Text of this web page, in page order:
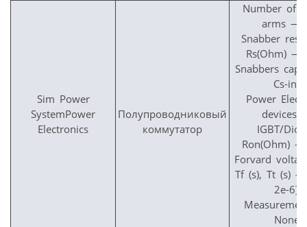
Sim Power
SystemPower
Electronics
Полупроводниковый
коммутатор
Number of
arms —
Snabber
Rs(Ohm) —
Snabbers
Cs-inf
Power
devices
IGBT/
Ron(Ohm)
Forvard
Tf (s), Tt (s)
2e-6]
None